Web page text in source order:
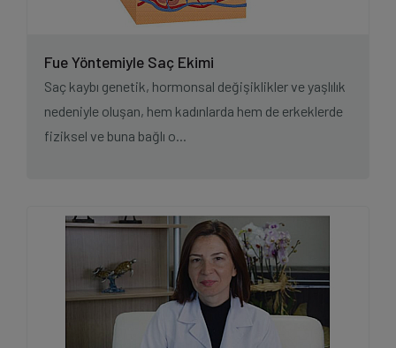
Fue Yöntemiyle Saç Ekimi
Saç kaybı genetik, hormonsal değişiklikler ve yaşlılık
nedeniyle oluşan, hem kadınlarda hem de erkeklerde
fiziksel ve buna bağlı o...